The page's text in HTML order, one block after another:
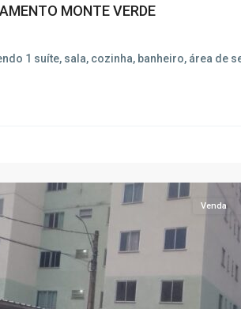
MONTE VERDE
1 suíte, sala, cozinha, banheiro, área de
Venda